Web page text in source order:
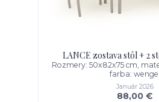
LANCE zostava stôl + 2
Rozmery: 50x82x75 cm,
farba: wenge.
88,00 €
Január 2026